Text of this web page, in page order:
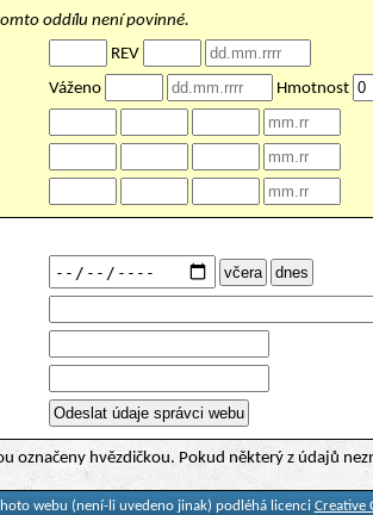
oddílu není povinné.
REV
Váženo
Hmotnost
označeny hvězdičkou. Pokud některý z údajů
webu (není-li uvedeno jinak) podléhá licenci Creative